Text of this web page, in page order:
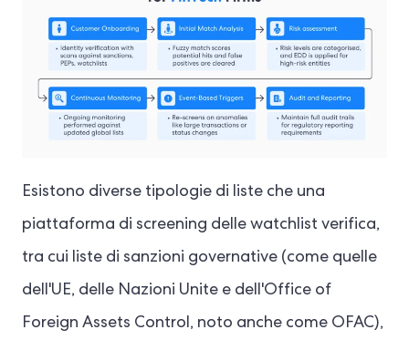
Esistono diverse tipologie di liste che una
piattaforma di screening delle watchlist verifica,
tra cui liste di sanzioni governative (come quelle
dell'UE, delle Nazioni Unite e dell'Office of
Foreign Assets Control, noto anche come OFAC),